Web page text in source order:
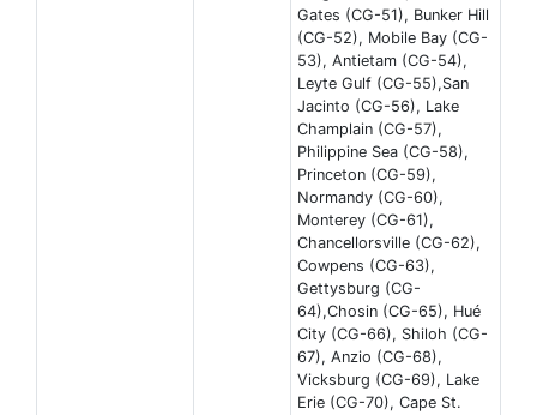
Gates (CG-51), Bunker Hill
(CG-52), Mobile Bay (CG-
53), Antietam (CG-54),
Leyte Gulf (CG-55),San
Jacinto (CG-56), Lake
Champlain (CG-57),
Philippine Sea (CG-58),
Princeton (CG-59),
Normandy (CG-60),
Monterey (CG-61),
Chancellorsville (CG-62),
Cowpens (CG-63),
Gettysburg (CG-
64),Chosin (CG-65), Hué
City (CG-66), Shiloh (CG-
67), Anzio (CG-68),
Vicksburg (CG-69), Lake
Erie (CG-70), Cape St.